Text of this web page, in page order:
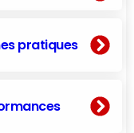
pratiques